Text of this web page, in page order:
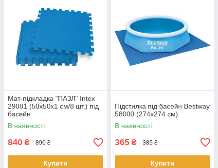
Мат-підкладка "ПАЗЛ" Intex
29081 (50х50х1 см/8 шт.) під
басейн
В наявності
840 ₴ 890 ₴
Купити
Підстилка під басейн Bestway
58000 (274х274 см)
В наявності
365 ₴ 385 ₴
Купити